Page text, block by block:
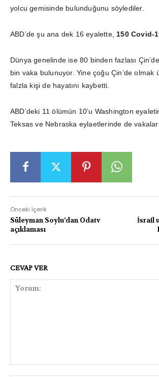
yolcu gemisinde bulunduğunu söylediler.
ABD’de şu ana dek 16 eyalette, 150 Covid-
Dünya genelinde ise 80 binden fazlası
bin vaka bulunuyor. Yine çoğu Çin’de olmak
falzla kişi de hayatını kaybetti.
ABD’deki 11 ölümün 10’u Washington
Teksas ve Nebraska eylaetlerinde de vakalar
Önceki İçerik
Süleyman Soylu’dan Odatv
açıklaması
İsrail
CEVAP VER